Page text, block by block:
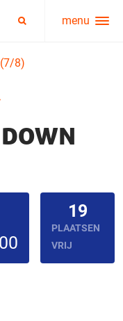
menu
8)
19
PLAATSEN
VRIJ